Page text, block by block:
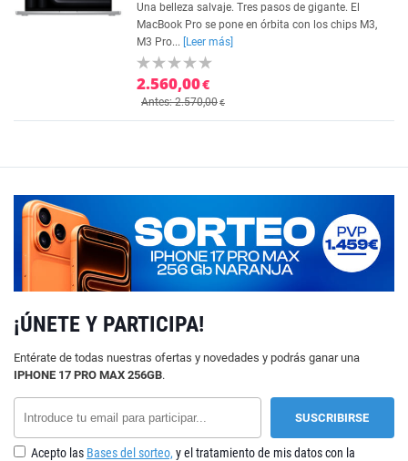
Una belleza salvaje. Tres pasos de gigante. El
MacBook Pro se pone en órbita con los chips M3,
M3 Pro...
[Leer más]
2.560,00€
Antes: 2.570,00€
¡ÚNETE Y PARTICIPA!
Entérate de todas nuestras ofertas y novedades y podrás ganar una
IPHONE 17 PRO MAX 256GB.
Acepto las Bases del sorteo, y el tratamiento de mis datos con la